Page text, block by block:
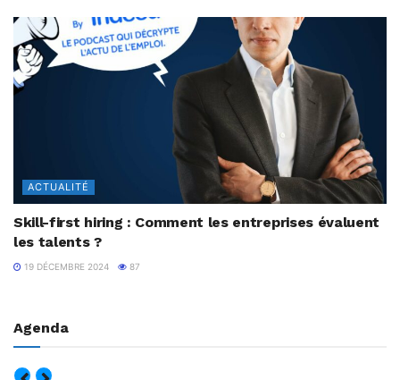
ACTUALITÉ
Skill-first hiring : Comment les entreprises évaluent
les talents ?
19 DÉCEMBRE 2024 87
Agenda